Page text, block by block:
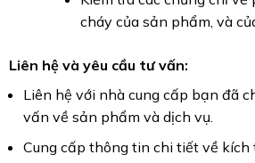
cháy của sản phẩm, và
Liên hệ và yêu cầu tư vấn:
Liên hệ với nhà cung cấp bạn đã
vấn về sản phẩm và dịch vụ.
Cung cấp thông tin chi tiết về kích